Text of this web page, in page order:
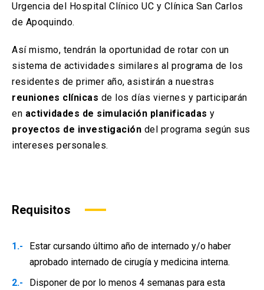
Urgencia del Hospital Clínico UC y Clínica San Carlos
de Apoquindo.
Así mismo, tendrán la oportunidad de rotar con un
sistema de actividades similares al programa de los
residentes de primer año, asistirán a nuestras
reuniones clínicas de los días viernes y participarán
en actividades de simulación planificadas y
proyectos de investigación del programa según sus
intereses personales.
Requisitos
Estar cursando último año de internado y/o haber
aprobado internado de cirugía y medicina interna.
Disponer de por lo menos 4 semanas para esta